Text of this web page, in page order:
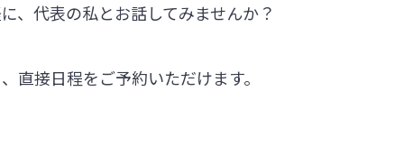
、代表の私とお話してみませんか？
直接日程をご予約いただけます。